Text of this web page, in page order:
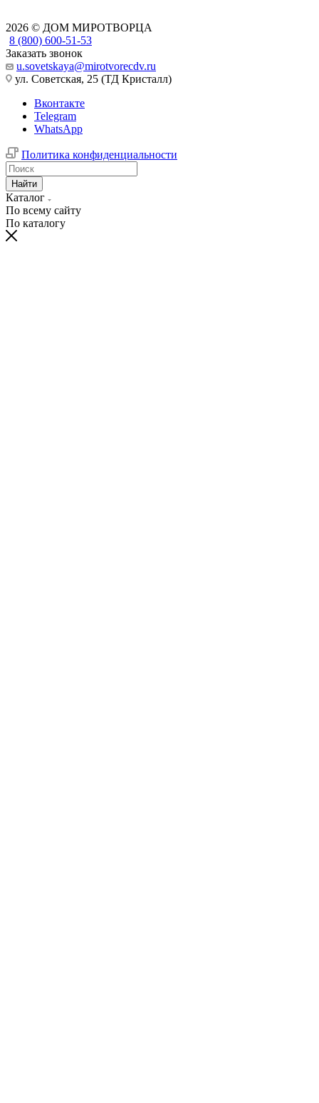
2026 © ДОМ МИРОТВОРЦА
8 (800) 600-51-53
Заказать звонок
u.sovetskaya@mirotvorecdv.ru
ул. Советская, 25 (ТД Кристалл)
Вконтакте
Telegram
WhatsApp
Политика конфиденциальности
Найти
Каталог
По всему сайту
По каталогу